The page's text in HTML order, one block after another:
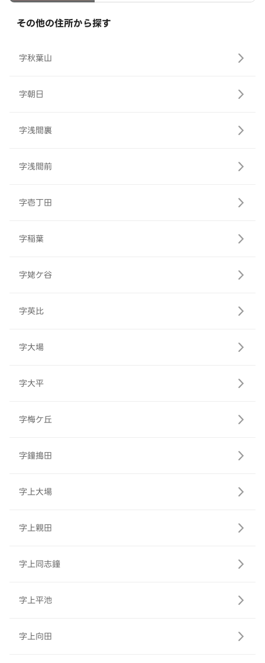
その他の住所から探す
字秋葉山
字朝日
字浅間裏
字浅間前
字壱丁田
字稲葉
字姥ケ谷
字英比
字大場
字大平
字梅ケ丘
字鐘搗田
字上大場
字上親田
字上同志鐘
字上平池
字上向田